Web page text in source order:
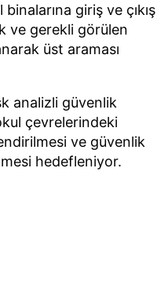
giriş ve çıkış
ve gerekli görülen
üst araması
analizli güvenlik
çevrelerindeki
ve güvenlik
hedefleniyor.